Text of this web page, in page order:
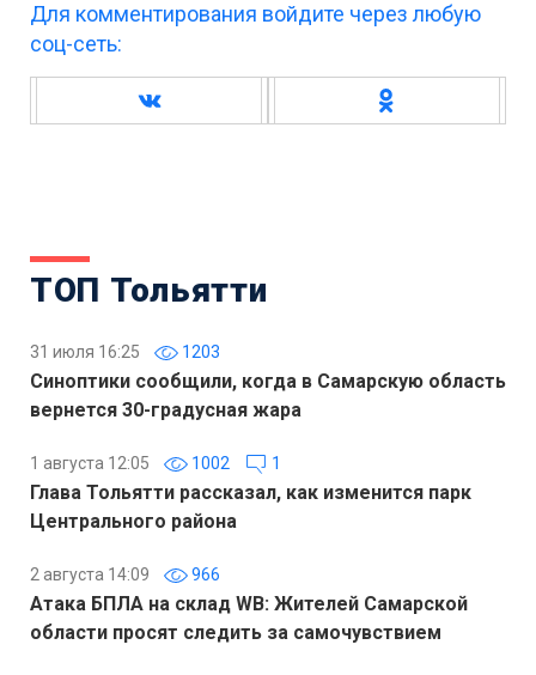
Для комментирования войдите через любую
соц-сеть:
ТОП Тольятти
31 июля 16:25 1203
Синоптики сообщили, когда в Самарскую область
вернется 30-градусная жара
1 августа 12:05 1002 1
Глава Тольятти рассказал, как изменится парк
Центрального района
2 августа 14:09 966
Атака БПЛА на склад WB: Жителей Самарской
области просят следить за самочувствием